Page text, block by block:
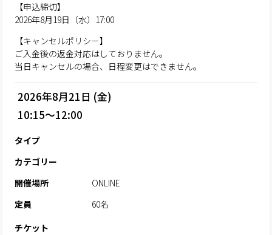
【申込締切】
2026年8月19日（水）17:00
【キャンセルポリシー】
ご入金後の返金対応はしておりません。
当日キャンセルの場合、日程変更はできません。
2026年8月21日 (金)
10:15～12:00
タイプ
カテゴリー
開催場所
ONLINE
定員
60名
チケット